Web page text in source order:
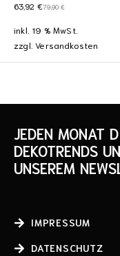
79,90€
63,92 €
inkl. 19 % MwSt.
zzgl.Versandkosten
JEDEN MONAT
DEKOTRENDS
UNSEREM
IMPRESSUM
DATENSCHUTZ